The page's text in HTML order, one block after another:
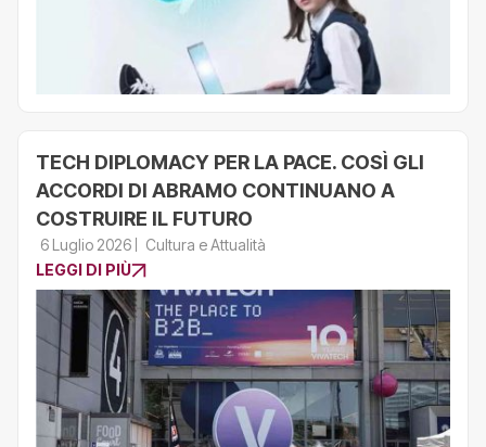
TECH DIPLOMACY PER LA PACE. COSÌ GLI
ACCORDI DI ABRAMO CONTINUANO A
COSTRUIRE IL FUTURO
6 Luglio 2026
Cultura e Attualità
LEGGI DI PIÙ